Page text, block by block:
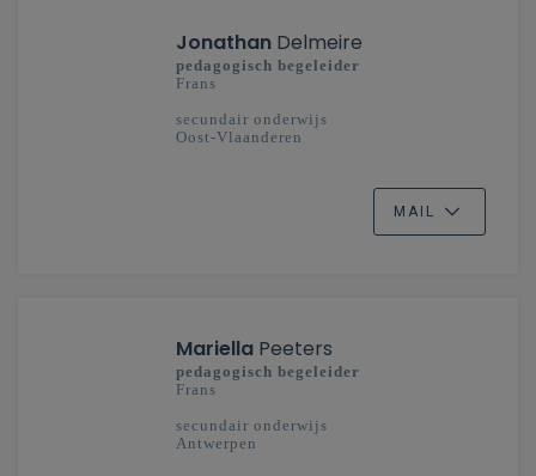
Jonathan Delmeire
pedagogisch begeleider
Frans
secundair onderwijs
Oost-Vlaanderen
MAIL
Mariella Peeters
pedagogisch begeleider
Frans
secundair onderwijs
Antwerpen